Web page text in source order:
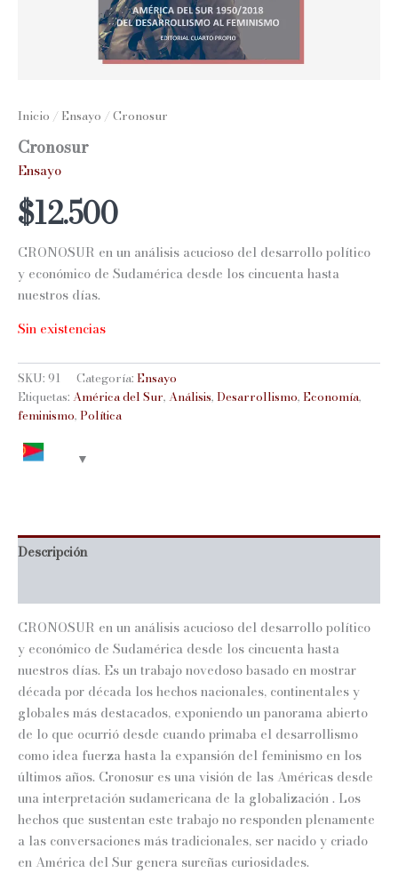
Inicio / Ensayo / Cronosur
Cronosur
Ensayo
$12.500
CRONOSUR en un análisis acucioso del desarrollo político
y económico de Sudamérica desde los cincuenta hasta
nuestros días.
Sin existencias
SKU: 91 Categoría: Ensayo
Etiquetas: América del Sur, Análisis, Desarrollismo, Economía,
feminismo, Política
Descripción
CRONOSUR en un análisis acucioso del desarrollo político
y económico de Sudamérica desde los cincuenta hasta
nuestros días. Es un trabajo novedoso basado en mostrar
década por década los hechos nacionales, continentales y
globales más destacados, exponiendo un panorama abierto
de lo que ocurrió desde cuando primaba el desarrollismo
como idea fuerza hasta la expansión del feminismo en los
últimos años. Cronosur es una visión de las Américas desde
una interpretación sudamericana de la globalización . Los
hechos que sustentan este trabajo no responden plenamente
a las conversaciones más tradicionales, ser nacido y criado
en América del Sur genera sureñas curiosidades.